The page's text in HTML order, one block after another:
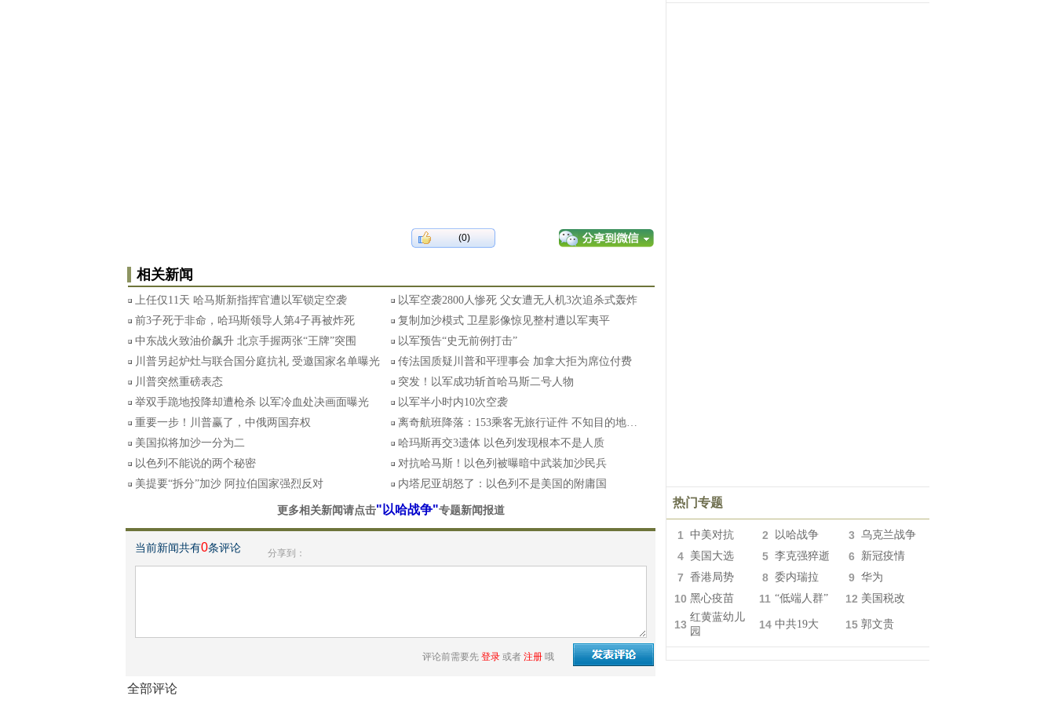
(0)
相关新闻
上任仅11天 哈马斯新指挥官遭以军锁定空袭
以军空袭2800人惨死 父女遭无人机3次追杀式轰炸
前3子死于非命，哈玛斯领导人第4子再被炸死
复制加沙模式 卫星影像惊见整村遭以军夷平
中东战火致油价飙升 北京手握两张“王牌”突围
以军预告“史无前例打击”
川普另起炉灶与联合国分庭抗礼 受邀国家名单曝光
传法国质疑川普和平理事会 加拿大拒为席位付费
川普突然重磅表态
突发！以军成功斩首哈马斯二号人物
举双手跪地投降却遭枪杀 以军冷血处决画面曝光
以军半小时内10次空袭
重要一步！川普赢了，中俄两国弃权
离奇航班降落：153乘客无旅行证件 不知目的地…
美国拟将加沙一分为二
哈玛斯再交3遗体 以色列发现根本不是人质
以色列不能说的两个秘密
对抗哈马斯！以色列被曝暗中武装加沙民兵
美提要“拆分”加沙 阿拉伯国家强烈反对
内塔尼亚胡怒了：以色列不是美国的附庸国
更多相关新闻请点击"以哈战争"专题新闻报道
当前新闻共有0条评论 分享到：
评论前需要先 登录 或者 注册 哦
全部评论
热门专题
1 中美对抗 2 以哈战争 3 乌克兰战争
4 美国大选 5 李克强猝逝 6 新冠疫情
7 香港局势 8 委内瑞拉 9 华为
10 黑心疫苗 11 “低端人群” 12 美国税改
13
红黄蓝幼儿
园
14 中共19大 15 郭文贵